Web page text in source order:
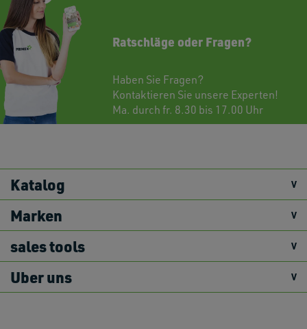
Ratschläge oder Fragen?
Haben Sie Fragen?
Kontaktieren Sie unsere Experten!
Ma. durch fr. 8.30 bis 17.00 Uhr
Katalog
Marken
sales tools
Uber uns